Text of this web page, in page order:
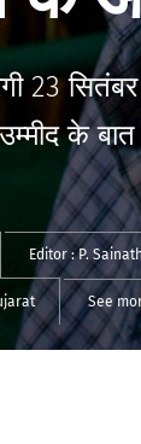
23
के बात
Editor :P. Sainath
See